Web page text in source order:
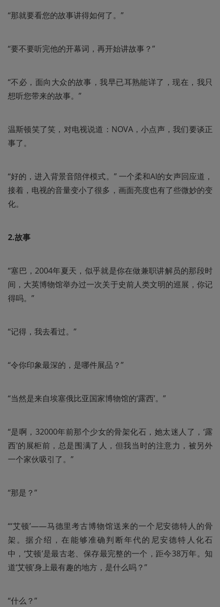
“那就要看您的故事讲得如何了。”
“要不要听完他的开幕词，再开始讲故事？”
“不必，面向大众的故事，我早已耳熟能详了，现在，我只
想听您带来的故事。”
温斯顿笑了笑，对电视说道：NOVA，小点声，我们要谈正
事了。
“好的，进入背景音陪伴模式。” 一个柔和AI的女声回应道，
接着，电视的音量变小了很多，画面亮度也有了些微妙的变
化。
2.故事
“塞巴，2004年夏天，似乎就是你在做兼职讲解员的那段时
间，大英博物馆举办过一次关于史前人类文明的巡展，你记
得吗。”
“记得，我去看过。”
“令你印象最深的，是哪件展品？”
“当然是来自埃塞俄比亚国家博物馆的‘露西’。”
“是啊，32000年前那个少女的骨架化石，她太迷人了，‘露
西’的展柜前，总是围满了人，但我当时的注意力，被另外
一个家伙吸引了。”
“那是？”
“‘艾顿’——马德里考古博物馆送来的一个尼安德特人的骨
架。据介绍，在能够准确判断年代的尼安德特人化石
中，‘艾顿’是最古老、保存最完整的一个，距今38万年。知
道‘艾顿’身上最有趣的地方，是什么吗？”
“什么？”